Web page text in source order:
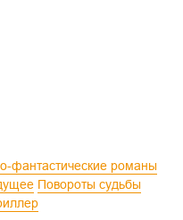
фантастические романы
Повороты судьбы